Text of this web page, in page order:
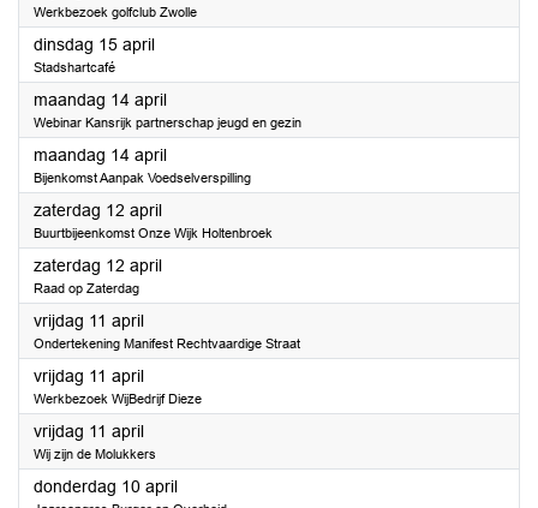
Werkbezoek golfclub Zwolle
dinsdag 15 april2025
Stadshartcafé
maandag 14 april2025
Webinar Kansrijk partnerschap jeugd en gezin
maandag 14 april2025
Bijenkomst Aanpak Voedselverspilling
zaterdag 12 april2025
Buurtbijeenkomst Onze Wijk Holtenbroek
zaterdag 12 april2025
Raad op Zaterdag
vrijdag 11 april2025
Ondertekening Manifest Rechtvaardige Straat
vrijdag 11 april2025
Werkbezoek WijBedrijf Dieze
vrijdag 11 april2025
Wij zijn de Molukkers
donderdag 10 april2025